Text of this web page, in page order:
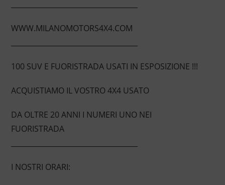
WWW.MILANOMOTORS4X4.COM
100 SUV E FUORISTRADA USATI IN ESPOSIZIONE !!!
ACQUISTIAMO IL VOSTRO 4X4 USATO
DA OLTRE 20 ANNI I NUMERI UNO NEI
FUORISTRADA
I NOSTRI ORARI: